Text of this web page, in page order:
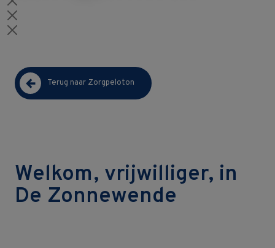
Terug naar Zorgpeloton
Welkom, vrijwilliger, in
De Zonnewende